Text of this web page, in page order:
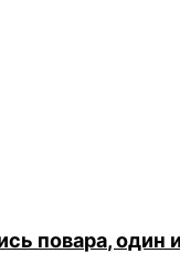
повара, один